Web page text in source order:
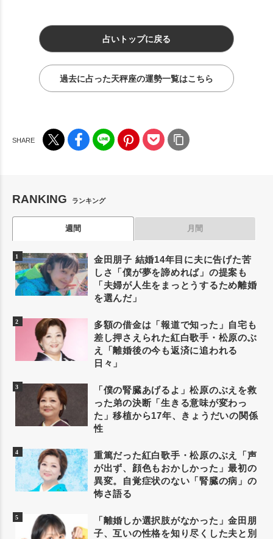
占いトップに戻る
過去に占った天秤座の運勢一覧はこちら
RANKING ランキング
週間 月間
金田朋子 結婚14年目に夫に告げた苦
しさ「僕が夢を諦めれば」の提案も
「夫婦が人生をまっとうするため離婚
を選んだ」
多額の借金は「報道で知った」自宅も
差し押さえられた紅白歌手・松原のぶ
え「離婚後の今も返済に追われる
日々」
「僕の腎臓あげるよ」松原のぶえを救
った弟の決断「生きる意味が変わっ
た」移植から17年、きょうだいの関係
性
重篤だった紅白歌手・松原のぶえ「声
が出ず、顔色もおかしかった」最初の
異変。自覚症状のない「腎臓の病」の
怖さ語る
「離婚しか選択肢がなかった」金田朋
子、互いの性格を知り尽くした夫と別